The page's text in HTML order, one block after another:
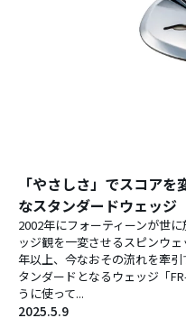
「やさしさ」でスコア
なスタンダードウェッジ
2002年にフォーティーンが世
ッジ観を一変させるスピンウ
年以上、今なおその流れを牽
タンダードとなるウェッジ「
うに使って...
2025.5.9